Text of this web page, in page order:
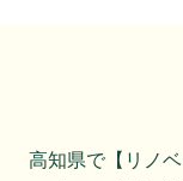
高知県で【リノ